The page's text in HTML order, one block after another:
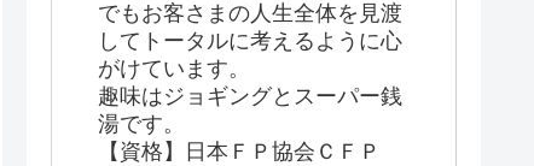
でもお客さまの人生全体を見渡
してトータルに考えるように心
がけています。
趣味はジョギングとスーパー銭
湯です。
【資格】日本ＦＰ協会ＣＦＰ